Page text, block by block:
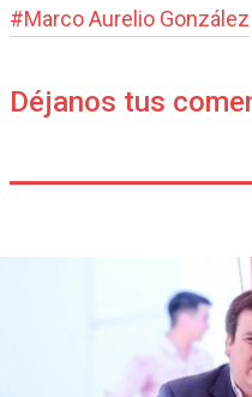
#Marco Aurelio González
Déjanos tus